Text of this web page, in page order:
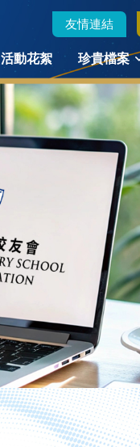
友情連結
活動花絮 珍貴檔案